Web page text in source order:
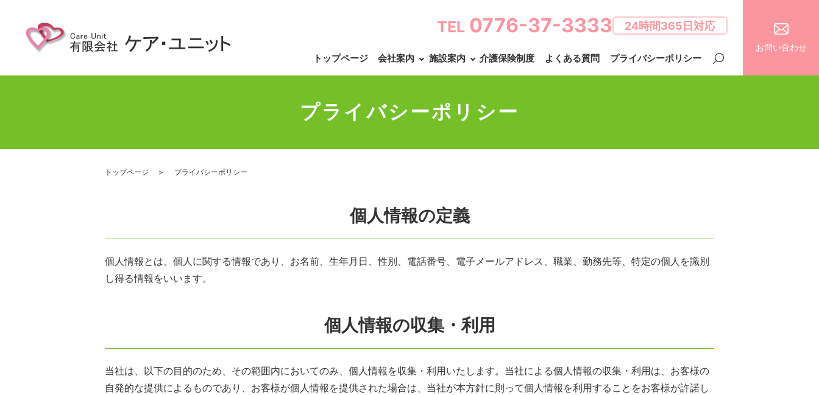
トップページ 会社案内 施設案内 介護保険制度 よくある質問 プライバシーポリシー
TEL 0776-37-3333 24時間365日対応
お問い合わせ
プライバシーポリシー
トップページ プライバシーポリシー
個人情報の定義
個人情報とは、個人に関する情報であり、お名前、生年月日、性別、電話番号、電子メールアドレス、職業、勤務先等、特定の個人を識別
し得る情報をいいます。
個人情報の収集・利用
当社は、以下の目的のため、その範囲内においてのみ、個人情報を収集・利用いたします。当社による個人情報の収集・利用は、お客様の
自発的な提供によるものであり、お客様が個人情報を提供された場合は、当社が本方針に則って個人情報を利用することをお客様が許諾し